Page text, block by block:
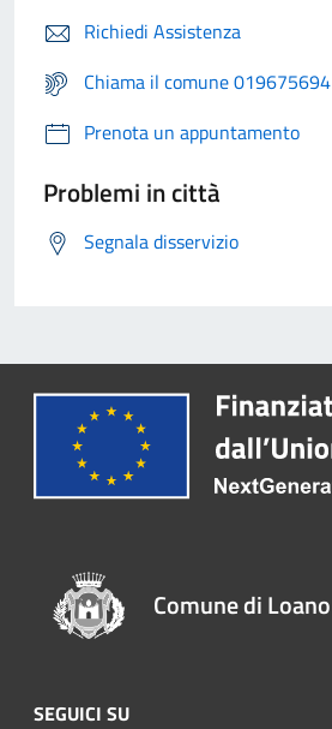
Richiedi Assistenza
Chiama il comune 019675694
Prenota un appuntamento
Problemi in città
Segnala disservizio
Comune di Loano
SEGUICI SU